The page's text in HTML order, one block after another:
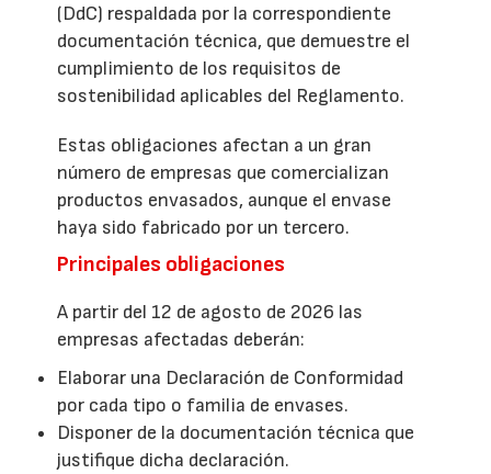
(DdC) respaldada por la correspondiente
documentación técnica, que demuestre el
cumplimiento de los requisitos de
sostenibilidad aplicables del Reglamento.
Estas obligaciones afectan a un gran
número de empresas que comercializan
productos envasados, aunque el envase
haya sido fabricado por un tercero.
Principales obligaciones
A partir del 12 de agosto de 2026 las
empresas afectadas deberán:
Elaborar una Declaración de Conformidad
por cada tipo o familia de envases.
Disponer de la documentación técnica que
justifique dicha declaración.